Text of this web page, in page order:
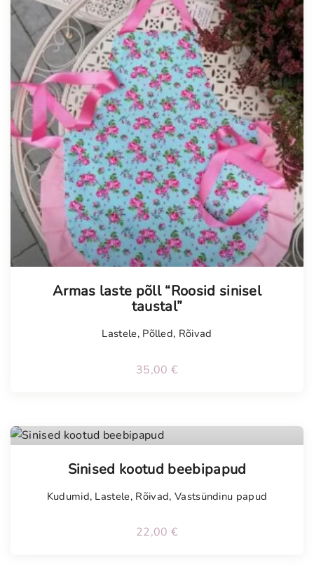
Armas laste põll “Roosid sinisel
taustal”
Lastele, Põlled, Rõivad
35,00 €
Sinised kootud beebipapud
Kudumid, Lastele, Rõivad, Vastsündinu papud
22,00 €